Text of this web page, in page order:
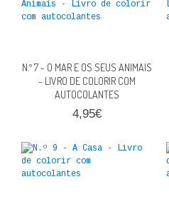
N.º 7 - O MAR E OS SEUS ANIMAIS
- LIVRO DE COLORIR COM
AUTOCOLANTES
4,95€